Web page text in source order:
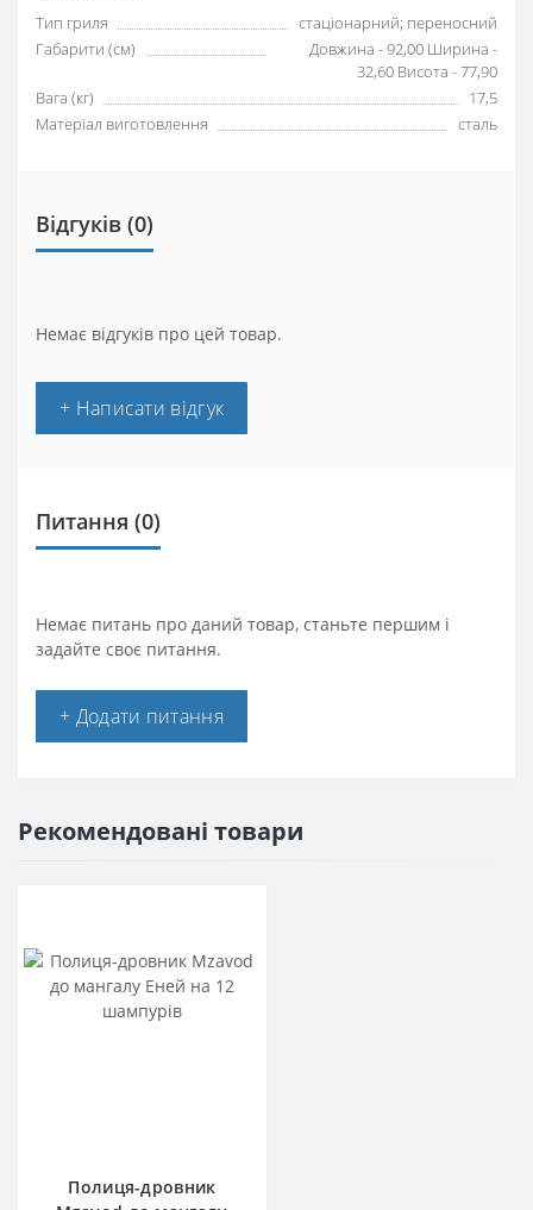
Тип гриля
стаціонарний; переносний
Габарити (см)
Довжина - 92,00 Ширина -
32,60 Висота - 77,90
Вага (кг)
17,5
Матеріал виготовлення
сталь
Відгуків (0)
Немає відгуків про цей товар.
+ Написати відгук
Питання (0)
Немає питань про даний товар, станьте першим і
задайте своє питання.
+ Додати питання
Рекомендовані товари
Полиця-дровник